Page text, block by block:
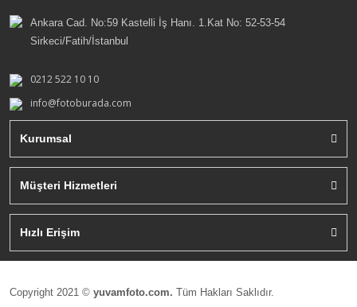
Ankara Cad. No:59 Kastelli İş Hanı. 1.Kat No: 52-53-54
Sirkeci/Fatih/İstanbul
0212 522 10 10
info@fotoburada.com
Kurumsal
Müşteri Hizmetleri
Hızlı Erişim
Copyright 2021 © yuvamfoto.com. Tüm Hakları Saklıdır.